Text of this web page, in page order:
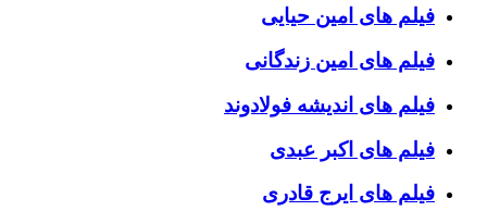
فیلم های امین حیایی
فیلم های امین زندگانی
فیلم های اندیشه فولادوند
فیلم های اکبر عبدی
فیلم های ایرج قادری